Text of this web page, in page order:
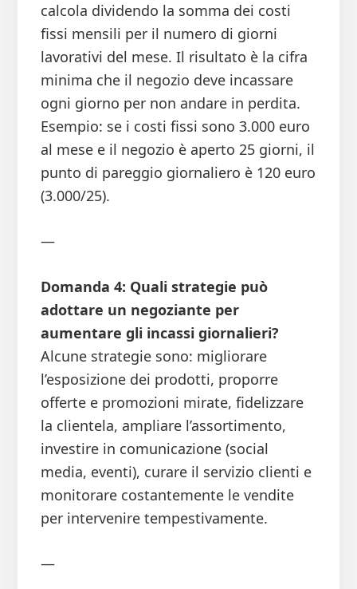
calcola dividendo la somma dei costi
fissi mensili per il numero di giorni
lavorativi del mese. Il risultato è la cifra
minima che il negozio deve incassare
ogni giorno per non andare in perdita.
Esempio: se i costi fissi sono 3.000 euro
al mese e il negozio è aperto 25 giorni, il
punto di pareggio giornaliero è 120 euro
(3.000/25).
—
Domanda 4: Quali strategie può
adottare un negoziante per
aumentare gli incassi giornalieri?
Alcune strategie sono: migliorare
l’esposizione dei prodotti, proporre
offerte e promozioni mirate, fidelizzare
la clientela, ampliare l’assortimento,
investire in comunicazione (social
media, eventi), curare il servizio clienti e
monitorare costantemente le vendite
per intervenire tempestivamente.
—